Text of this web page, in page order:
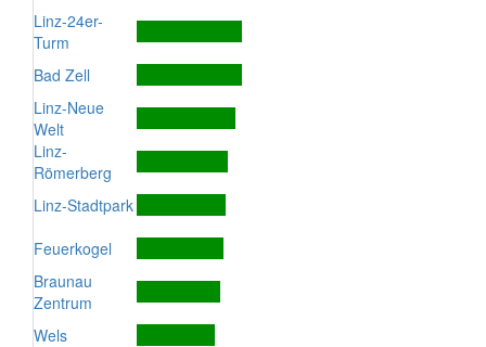
Linz-24er-
Turm
Bad Zell
Linz-Neue
Welt
Linz-
Römerberg
Linz-Stadtpark
Feuerkogel
Braunau
Zentrum
Wels